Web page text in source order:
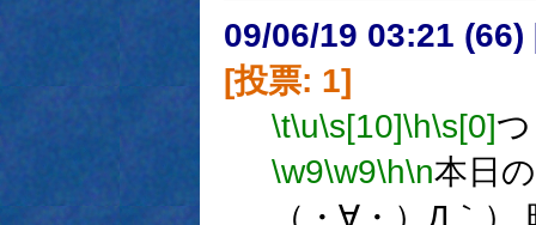
09/06/19 03:21 (66)
[投票: 1]
\t\u\s[10]\h\s[0]
\w9\w9\h\n本日
（・∀・）Д